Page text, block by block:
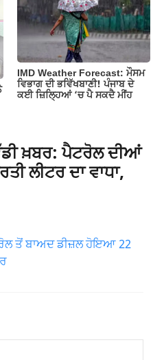
IMD Weather Forecast: ਮੌਸਮ
ਵਿਭਾਗ ਦੀ ਭਵਿੱਖਬਾਣੀ! ਪੰਜਾਬ ਦੇ
ਕਈ ਜ਼ਿਲ੍ਹਿਆਂ ‘ਚ ਪੈ ਸਕਦੈ ਮੀਂਹ
ਖ਼ਬਰ: ਪੈਟਰੋਲ ਦੀਆਂ
ਲੀਟਰ ਦਾ ਵਾਧਾ,
ਤੋਂ ਬਾਅਦ ਡੀਜ਼ਲ ਹੋਇਆ 22